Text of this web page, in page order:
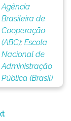
Agência
Brasileira de
Cooperação
(ABC);Escola
Nacional de
Administração
Pública (Brasil)